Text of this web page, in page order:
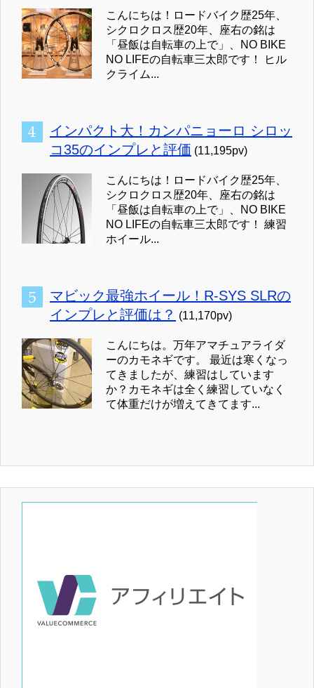
こんにちは！ロードバイク歴25年、
シクロクロス歴20年、座右の銘は
「昼飯は自転車の上で」、NO BIKE
NO LIFEの自転車三太郎です！ ヒル
クライム...
インパクト大！カンパニョーロ シロッ
コ35のインプレと評価 (11,195pv)
こんにちは！ロードバイク歴25年、
シクロクロス歴20年、座右の銘は
「昼飯は自転車の上で」、NO BIKE
NO LIFEの自転車三太郎です！ 練習
ホイール...
マビック最強ホイール！R-SYS SLRの
インプレと評価は？ (11,170pv)
こんにちは。万年アマチュアライダ
ーのカモネギです。 最近は寒くなっ
てきましたが、練習はしています
か？カモネギは全く練習していなく
て体重だけが増えてきてます...